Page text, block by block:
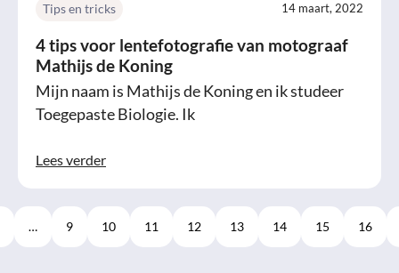
Tips en tricks 14 maart, 2022
4 tips voor lentefotografie van motograaf
Mathijs de Koning
Mijn naam is Mathijs de Koning en ik studeer
Toegepaste Biologie. Ik
Lees verder
… 9 10 11 12 13 14 15 16